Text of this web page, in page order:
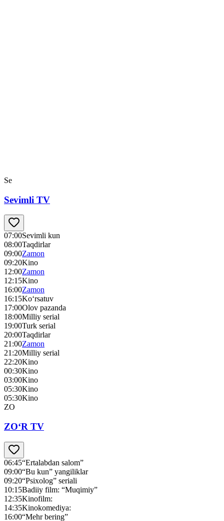
Se
Sevimli TV
07:00Sevimli kun
08:00Taqdirlar
09:00Zamon
09:20Kino
12:00Zamon
12:15Kino
16:00Zamon
16:15Ko‘rsatuv
17:00Olov pazanda
18:00Milliy serial
19:00Turk serial
20:00Taqdirlar
21:00Zamon
21:20Milliy serial
22:20Kino
00:30Kino
03:00Kino
05:30Kino
05:30Kino
ZO
ZO‘R TV
06:45“Ertalabdan salom”
09:00“Bu kun” yangiliklar
09:20“Psixolog” seriali
10:15Badiiy film: “Muqimiy”
12:35Kinofilm:
14:35Kinokomediya:
16:00“Mehr bering”